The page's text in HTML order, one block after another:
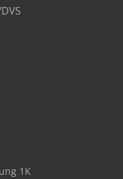
1K